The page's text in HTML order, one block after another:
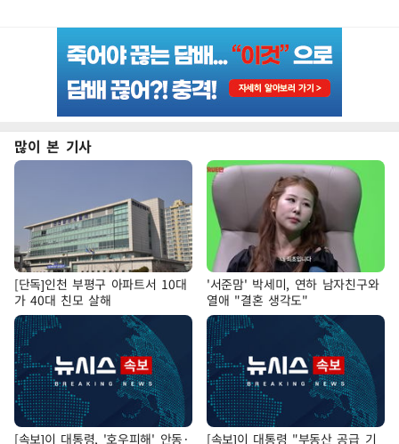
많이 본 기사
[단독]인천 부평구 아파트서 10대
가 40대 친모 살해
'서준맘' 박세미, 연하 남자친구와
열애 "결혼 생각도"
[속보]이 대통령, '호우피해' 안동· [속보]이 대통령 "부동산 공급 기